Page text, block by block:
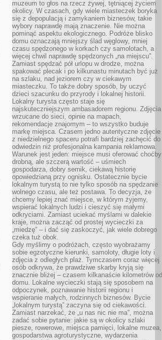
muzeum to głos na rzecz żywej, tętniącej życiem
okolicy. W czasach, gdy wiele miasteczek boryka
się z depopulacją i zamykaniem biznesów, takie
wybory naprawdę mają znaczenie. Nie można
pominąć aspektu ekologicznego. Podróże blisko
domu oznaczają mniejszy ślad węglowy, mniej
czasu spędzonego w korkach czy samolotach, a
więcej chwil naprawdę spędzonych „na miejscu”.
Zamiast spędzać pół urlopu w drodze, można
spakować plecak i po kilkunastu minutach być już
na szlaku, nad jeziorem czy w ciekawym
miasteczku. To także dobry sposób, by uczyć
dzieci szacunku do przyrody i lokalnej historii.
Lokalny turysta często staje się
najskuteczniejszym ambasadorem regionu. Zdjęcia
wrzucane do sieci, opinie na mapach,
rekomendacje znajomym – to wszystko buduje
markę miejsca. Czasem jedno autentyczne zdjęcie
z niedzielnego spaceru potrafi bardziej zachęcić do
odwiedzin niż profesjonalna kampania reklamowa.
Warunek jest jeden: miejsce musi oferować choćby
drobną, ale szczerą wartość – uśmiech
gospodarza, dobry sernik, ciekawą historię
opowiedzianą przy ognisku. Ostatecznie bycie
lokalnym turystą to nie tylko sposób na spędzanie
wolnego czasu, ale też postawa. To decyzja, że
chcemy lepiej znać miejsce, w którym żyjemy,
wspierać lokalnych ludzi i cieszyć się małymi
odkryciami. Zamiast uciekać myślami w dalekie
kraje, można zacząć od prostej wycieczki za
„miedzę” – i dać się zaskoczyć, jak wiele dobrego
czeka tuż obok.
Gdy myślimy o podróżach, często wyobrażamy
sobie egzotyczne kierunki, samoloty, długie loty i
zdjęcia z odległych plaż. Tymczasem coraz więcej
osób odkrywa, że prawdziwe skarby kryją się
znacznie bliżej – czasem kilkanaście kilometrów od
domu. Lokalne wycieczki stają się sposobem na
odpoczynek, poznawanie historii regionu i
wspieranie małych, rodzinnych biznesów. Bycie
„lokalnym turystą” zaczyna się od ciekawości.
Zamiast narzekać, że „u nas nic nie ma”, można
zadać sobie pytanie: jakie są w okolicy szlaki
piesze, rowerowe, miejsca pamięci, lokalne muzea,
gospodarstwa agroturystyczne, wydarzenia